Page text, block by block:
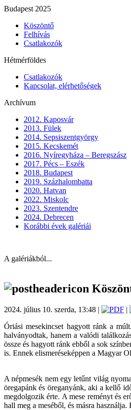
Budapest 2025
Köszöntő
Felhívás
Csatlakozók
Hétmérföldes
Csatlakozók
Kapcsolat, elérhetőségek
Archívum
2012. Kaposvár
2013. Fülek
2014. Sepsiszentgyörgy
2015. Kecskemét
2016. Nyíregyháza – Beregszász
2017. Pécs – Eszék
2018. Budapest
2019. Százhalombatta
2020. Hatvan
2022. Miskolc
2023. Szentendre
2024. Debrecen
Korábbi évek galériái
A galériákból...
2024. július 10. szerda, 13:48 | |
Óriási mesekincset hagyott ránk a
halványodtak, hanem a valódi
össze és hagyott ránk ebből a sok
is. Ennek elismeréseképpen a Magyar
A népmesék nem egy letűnt világ
öregapánk és öreganyánk, aki a kellő
megdolgozik érte. A mese reményt és
hall meg a meséből, és másra